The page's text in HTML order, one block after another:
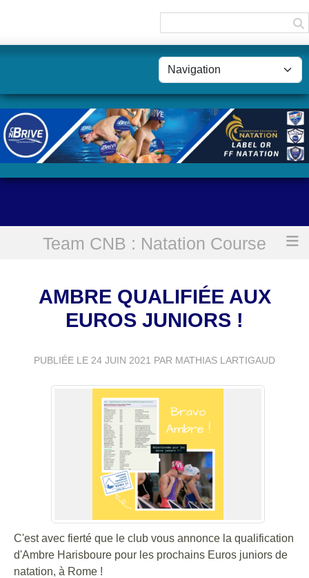
Team CNB : Natation Course
Ambre qualifiée aux Euros Juniors !
AMBRE QUALIFIÉE AUX
EUROS JUNIORS !
PUBLIÉE LE 24 JUIN 2021 PAR MATHIAS LARTIGAUD
C'est avec fierté que le club vous annonce la qualification
d'Ambre Harisboure pour les prochains Euros juniors de
natation, à Rome !